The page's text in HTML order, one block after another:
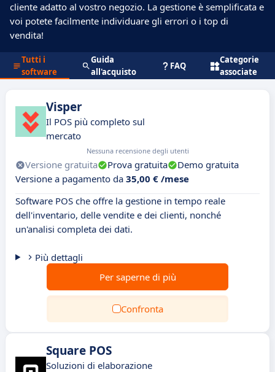
cliente adatto al vostro negozio. La gestione è semplificata e
voi potete facilmente individuare gli errori o i top di
vendita!
Tutti i
software
Guida
all'acquisto
FAQ
Categorie
associate
Visper
Il POS più completo sul
mercato
Nessuna recensione degli utenti
Versione gratuita Prova gratuita
Demo gratuita
Versione a pagamento da 35,00 € /mese
Software POS che offre la gestione in tempo reale
dell'inventario, delle vendite e dei clienti, nonché
un'analisi completa dei dati.
Più dettagli
Per saperne di più
Confronta
Square POS
Soluzioni di elaborazione